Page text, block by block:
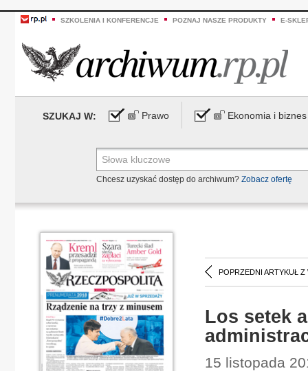
SZKOLENIA I KONFERENCJE POZNAJ NASZE PRODUKTY E-
SZUKAJ W: Prawo Ekonomia i biznes
Chcesz uzyskać dostęp do archiwum? Zobacz ofertę
POPRZEDNI ARTYKUŁ Z
Los setek
15 listopada